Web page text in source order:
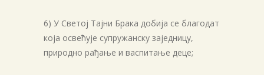
6) У Светој Тајни Брака добија се благодат
која освећује супружанску заједницу,
природно рађање и васпитање деце;